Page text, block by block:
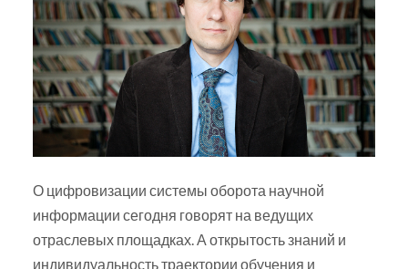
О цифровизации системы оборота научной
информации сегодня говорят на ведущих
отраслевых площадках. А открытость знаний и
индивидуальность траектории обучения и